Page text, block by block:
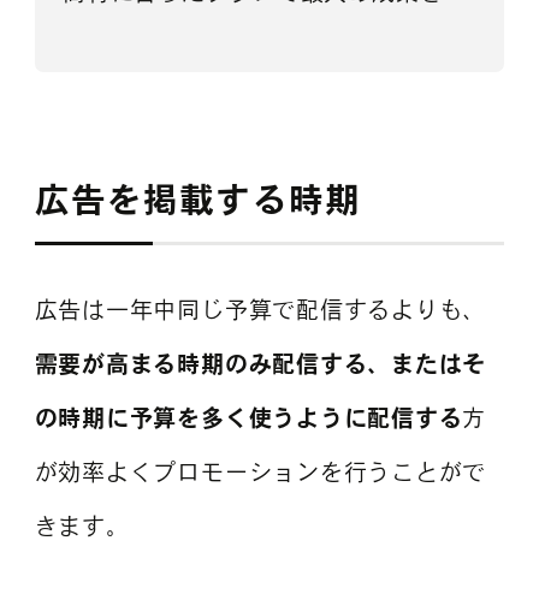
広告を掲載する時期
広告は一年中同じ予算で配信するよりも、
需要が高まる時期のみ配信する、またはそ
の時期に予算を多く使うように配信する方
が効率よくプロモーションを行うことがで
きます。